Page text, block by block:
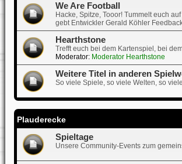
We Are Football
Hacke, Spitze, Tooor! Tummelt euch
gebt Entwickler Gerald Köhler
Hearthstone
Trefft euch bei dem Kartenspiel, bei
Moderator: Moderator Hearthstone
Weitere Titel in anderen
So viele Spiele, so viele Welten, so
Plauderecke
Spieltage
Unsere Community-Events zum